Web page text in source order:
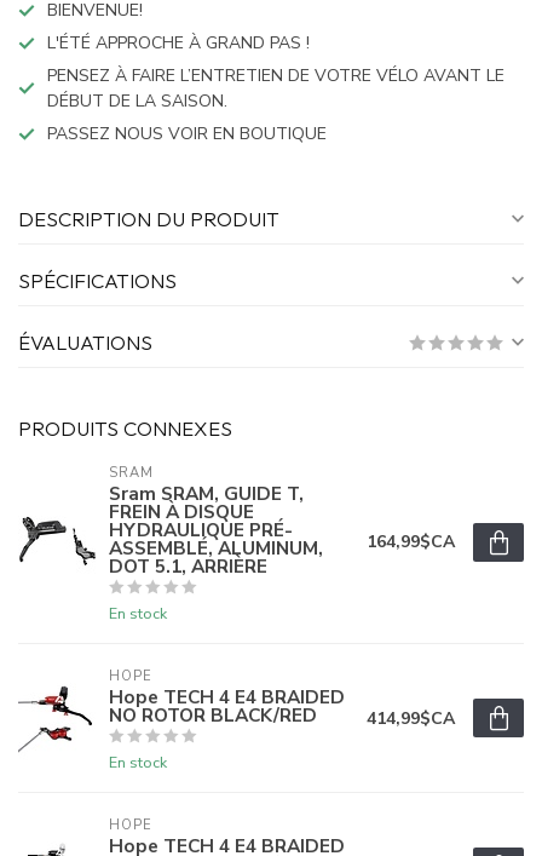
BIENVENUE!
L'ÉTÉ APPROCHE À GRAND PAS !
PENSEZ À FAIRE L’ENTRETIEN DE VOTRE VÉLO AVANT LE
DÉBUT DE LA SAISON.
PASSEZ NOUS VOIR EN BOUTIQUE
DESCRIPTION DU PRODUIT
SPÉCIFICATIONS
ÉVALUATIONS
PRODUITS CONNEXES
SRAM
Sram SRAM, GUIDE T,
FREIN À DISQUE
HYDRAULIQUE PRÉ-
ASSEMBLÉ, ALUMINUM,
DOT 5.1, ARRIÈRE
En stock
164,99$CA
HOPE
Hope TECH 4 E4 BRAIDED
NO ROTOR BLACK/RED
En stock
414,99$CA
HOPE
Hope TECH 4 E4 BRAIDED